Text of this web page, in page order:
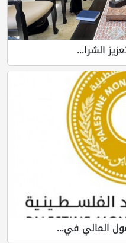
الشرا...
المالي في...